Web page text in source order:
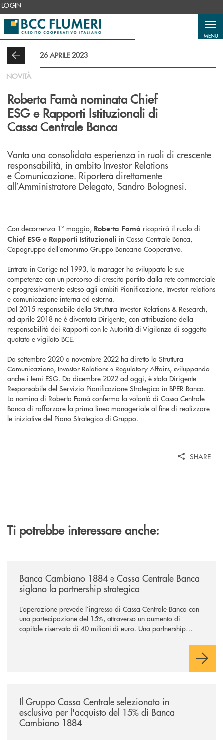
Salta al contenuto principale
LOGIN
MENU
26 APRILE 2023
NOVITÀ
Roberta Famà nominata Chief
ESG e Rapporti Istituzionali di
Cassa Centrale Banca
Vanta una consolidata esperienza in ruoli di crescente
responsabilità, in ambito Investor Relations
e Comunicazione. Riporterà direttamente
all’Amministratore Delegato, Sandro Bolognesi.
Con decorrenza 1° maggio, Roberta Famà ricoprirà il ruolo di
Chief ESG e Rapporti Istituzionali in Cassa Centrale Banca,
Capogruppo dell’omonimo Gruppo Bancario Cooperativo.
Entrata in Carige nel 1993, la manager ha sviluppato le sue
competenze con un percorso di crescita partito dalla rete commerciale
e progressivamente esteso agli ambiti Pianificazione, Investor relations
e comunicazione interna ed esterna.
Dal 2015 responsabile della Struttura Investor Relations & Research,
ad aprile 2018 ne è diventata Dirigente, con attribuzione della
responsabilità dei Rapporti con le Autorità di Vigilanza di soggetto
quotato e vigilato BCE.
Da settembre 2020 a novembre 2022 ha diretto la Struttura
Comunicazione, Investor Relations e Regulatory Affairs, sviluppando
anche i temi ESG. Da dicembre 2022 ad oggi, è stata Dirigente
Responsabile del Servizio Pianificazione Strategica in BPER Banca.
La nomina di Roberta Famà conferma la volontà di Cassa Centrale
Banca di rafforzare la prima linea manageriale al fine di realizzare
le iniziative del Piano Strategico di Gruppo.
SHARE
Ti potrebbe interessare anche:
Banca Cambiano 1884 e Cassa Centrale Banca
siglano la partnership strategica
L’operazione prevede l’ingresso di Cassa Centrale Banca con
una partecipazione del 15%, attraverso un aumento di
capitale riservato di 40 milioni di euro. Una partnership
comuni e sulla prossimità ai territori, per ampliare l’offerta e
Il Gruppo Cassa Centrale selezionato in
esclusiva per l'acquisto del 15% di Banca
Cambiano 1884